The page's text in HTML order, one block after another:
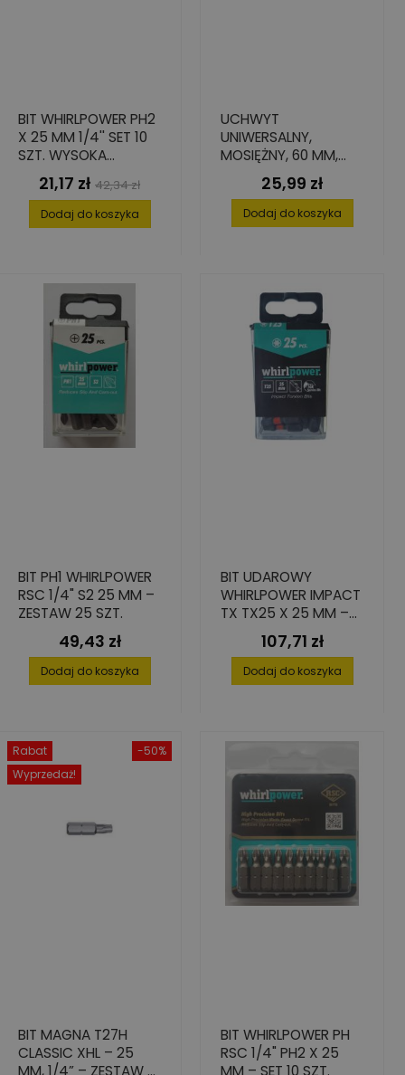
BIT WHIRLPOWER PH2
X 25 MM 1/4'' SET 10
SZT. WYSOKA
TWARDOŚĆ I
PRECYZJA
Cena
21,17 zł Cena
podstawowa
42,34 zł
Dodaj do koszyka
UCHWYT
UNIWERSALNY,
MOSIĘŻNY, 60 MM,
Cena
25,99 zł
Dodaj do koszyka
BIT PH1 WHIRLPOWER
RSC 1/4" S2 25 MM –
ZESTAW 25 SZT.
Cena
49,43 zł
Dodaj do koszyka
BIT UDAROWY
WHIRLPOWER IMPACT
TX TX25 X 25 MM –
25 SZT.Cena
107,71 zł
Dodaj do koszyka
-50%
Rabat
Wyprzedaż!
BIT MAGNA T27H
CLASSIC XHL – 25
MM, 1/4” – ZESTAW 5
BIT WHIRLPOWER PH
RSC 1/4" PH2 X 25
MM – SET 10 SZT.